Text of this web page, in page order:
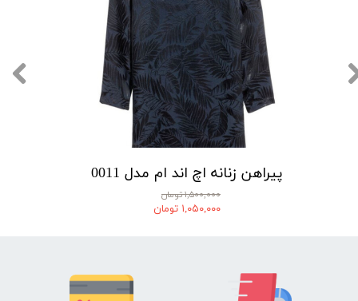
پیراهن زنانه اچ اند ام مدل 0011
۱,۵۰۰,۰۰۰ تومان
۱,۰۵۰,۰۰۰ تومان